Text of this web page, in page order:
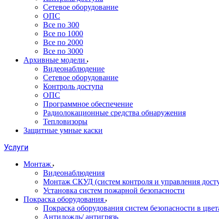
Сетевое оборудование
ОПС
Все по 300
Все по 1000
Все по 2000
Все по 3000
Архивные модели
Видеонаблюдение
Сетевое оборудование
Контроль доступа
ОПС
Программное обеспечение
Радиолокационные средства обнаружения
Тепловизоры
Защитные умные каски
Услуги
Монтаж
Видеонаблюдения
Монтаж СКУД (систем контроля и управления
Установка систем пожарной безопасности
Покраска оборудования
Покраска оборудования систем безопасности в
Антидождь/ антигрязь